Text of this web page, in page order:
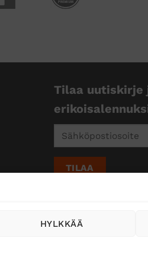
HYLKKÄÄ
Tilaa uutiskirje